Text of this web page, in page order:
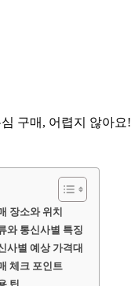
구매, 어렵지 않아요!
장소와 위치
와 통신사별 특징
사별 예상 가격대
체크 포인트